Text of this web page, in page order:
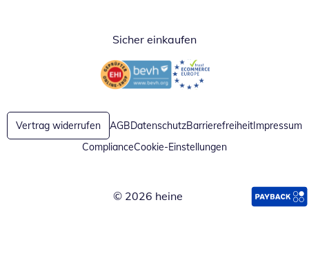
Sicher einkaufen
Öffnet in neuem FensterÖffnet in neuem Fenster
Vertrag widerrufen AGBDatenschutzBarrierefreiheitImpressum
ComplianceCookie-Einstellungen
© 2026 heine